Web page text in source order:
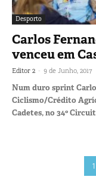
Desporto
Carlos
venceu em
Editor 2 - 9 de Junho, 2017
Num duro sprint
Ciclismo/Crédito
Cadetes, no 34º
1